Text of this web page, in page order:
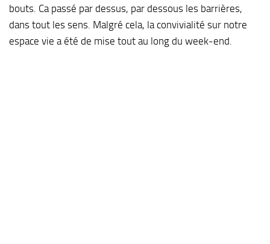
bouts. Ca passé par dessus, par dessous les barrières,
dans tout les sens. Malgré cela, la convivialité sur notre
espace vie a été de mise tout au long du week-end.